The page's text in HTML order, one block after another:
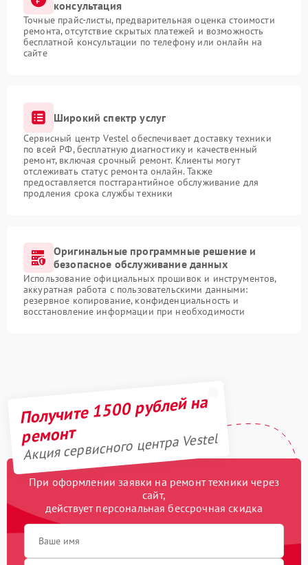
консультация
Точные прайс-листы, предварительная оценка стоимости
ремонта, отсутствие скрытых платежей и возможность
бесплатной консультации по телефону или онлайн на
сайте
Широкий спектр услуг
Сервисный центр Vestel обеспечивает доставку техники
по всей РФ, бесплатную диагностику и качественный
ремонт, включая срочный ремонт. Клиенты могут
отслеживать статус ремонта онлайн. Также
предоставляется постгарантийное обслуживание для
продления срока службы техники
Оригинальные программные решение и
безопасное обслуживание данных
Использование официальных прошивок и инструментов,
аккуратная работа с пользовательскими данными:
резервное копирование, конфиденциальность и
восстановление информации при необходимости
Получите 1500 рублей на
ремонт
Акция сервисного центра Vestel
При оформлении заявки на ремонт техники через
сайт,
действует персональная бессрочная скидка